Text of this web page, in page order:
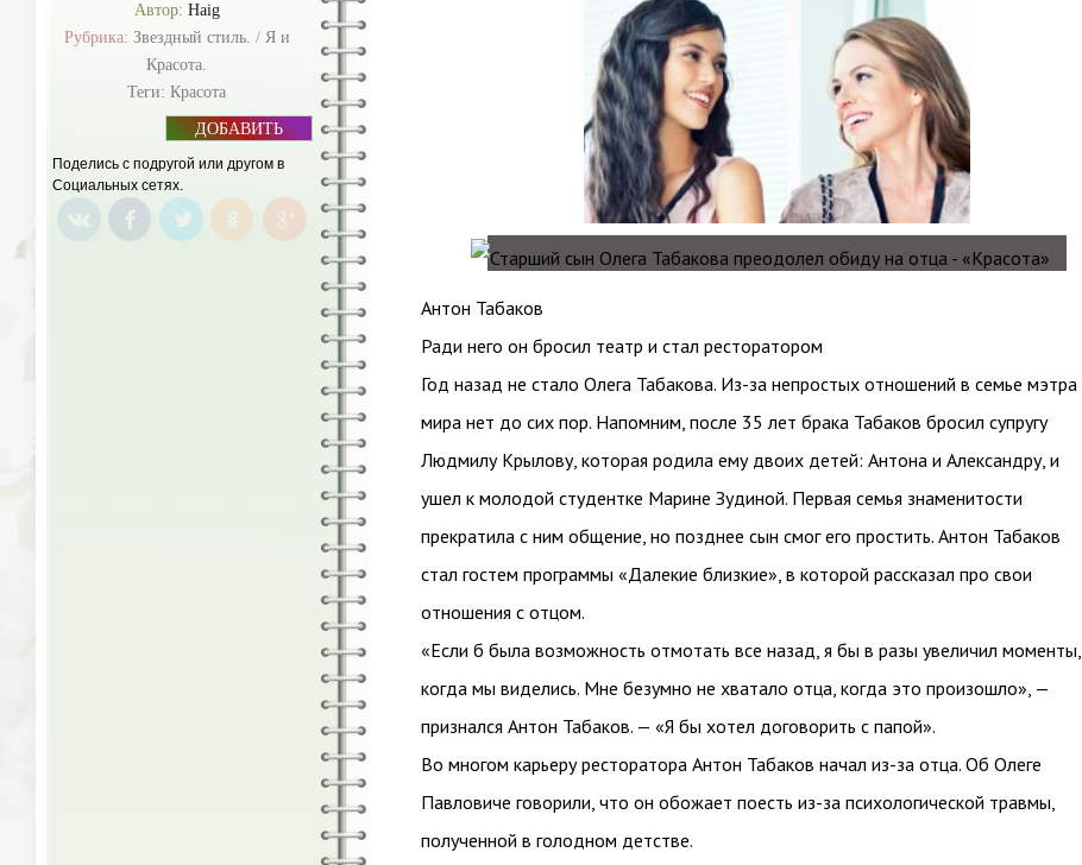
Автор: Haig
Рубрика: Звездный стиль. / Я и
Красота.
Теги: Красота
ДОБАВИТЬ
Поделись с подругой или другом в
Социальных сетях.
Антон Табаков
Ради него он бросил театр и стал ресторатором
Год назад не стало Олега Табакова. Из-за непростых отношений в семье мэтра
мира нет до сих пор. Напомним, после 35 лет брака Табаков бросил супругу
Людмилу Крылову, которая родила ему двоих детей: Антона и Александру, и
ушел к молодой студентке Марине Зудиной. Первая семья знаменитости
прекратила с ним общение, но позднее сын смог его простить. Антон Табаков
стал гостем программы «Далекие близкие», в которой рассказал про свои
отношения с отцом.
«Если б была возможность отмотать все назад, я бы в разы увеличил моменты,
когда мы виделись. Мне безумно не хватало отца, когда это произошло», —
признался Антон Табаков. — «Я бы хотел договорить с папой».
Во многом карьеру ресторатора Антон Табаков начал из-за отца. Об Олеге
Павловиче говорили, что он обожает поесть из-за психологической травмы,
полученной в голодном детстве.